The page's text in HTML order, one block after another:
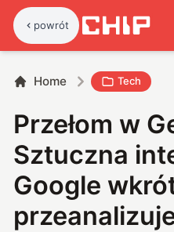
powrót
Home Tech
Przełom w
Sztuczna
Google